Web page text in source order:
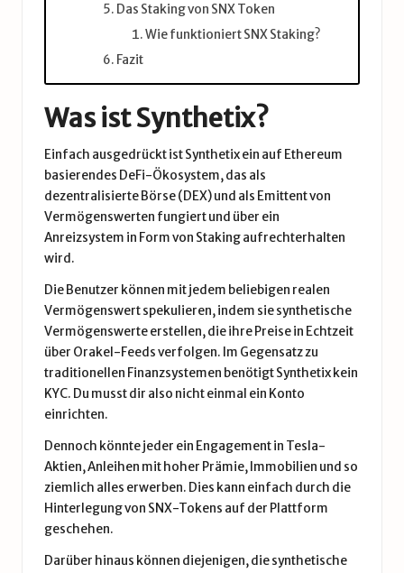
Das Staking von SNX Token
Wie funktioniert SNX Staking?
Fazit
Was ist Synthetix?
Einfach ausgedrückt ist Synthetix ein auf Ethereum
basierendes DeFi-Ökosystem, das als
dezentralisierte Börse (DEX) und als Emittent von
Vermögenswerten fungiert und über ein
Anreizsystem in Form von Staking aufrechterhalten
wird.
Die Benutzer können mit jedem beliebigen realen
Vermögenswert spekulieren, indem sie synthetische
Vermögenswerte erstellen, die ihre Preise in Echtzeit
über Orakel-Feeds verfolgen. Im Gegensatz zu
traditionellen Finanzsystemen benötigt Synthetix kein
KYC. Du musst dir also nicht einmal ein Konto
einrichten.
Dennoch könnte jeder ein Engagement in Tesla-
Aktien, Anleihen mit hoher Prämie, Immobilien und so
ziemlich alles erwerben. Dies kann einfach durch die
Hinterlegung von SNX-Tokens auf der Plattform
geschehen.
Darüber hinaus können diejenigen, die synthetische